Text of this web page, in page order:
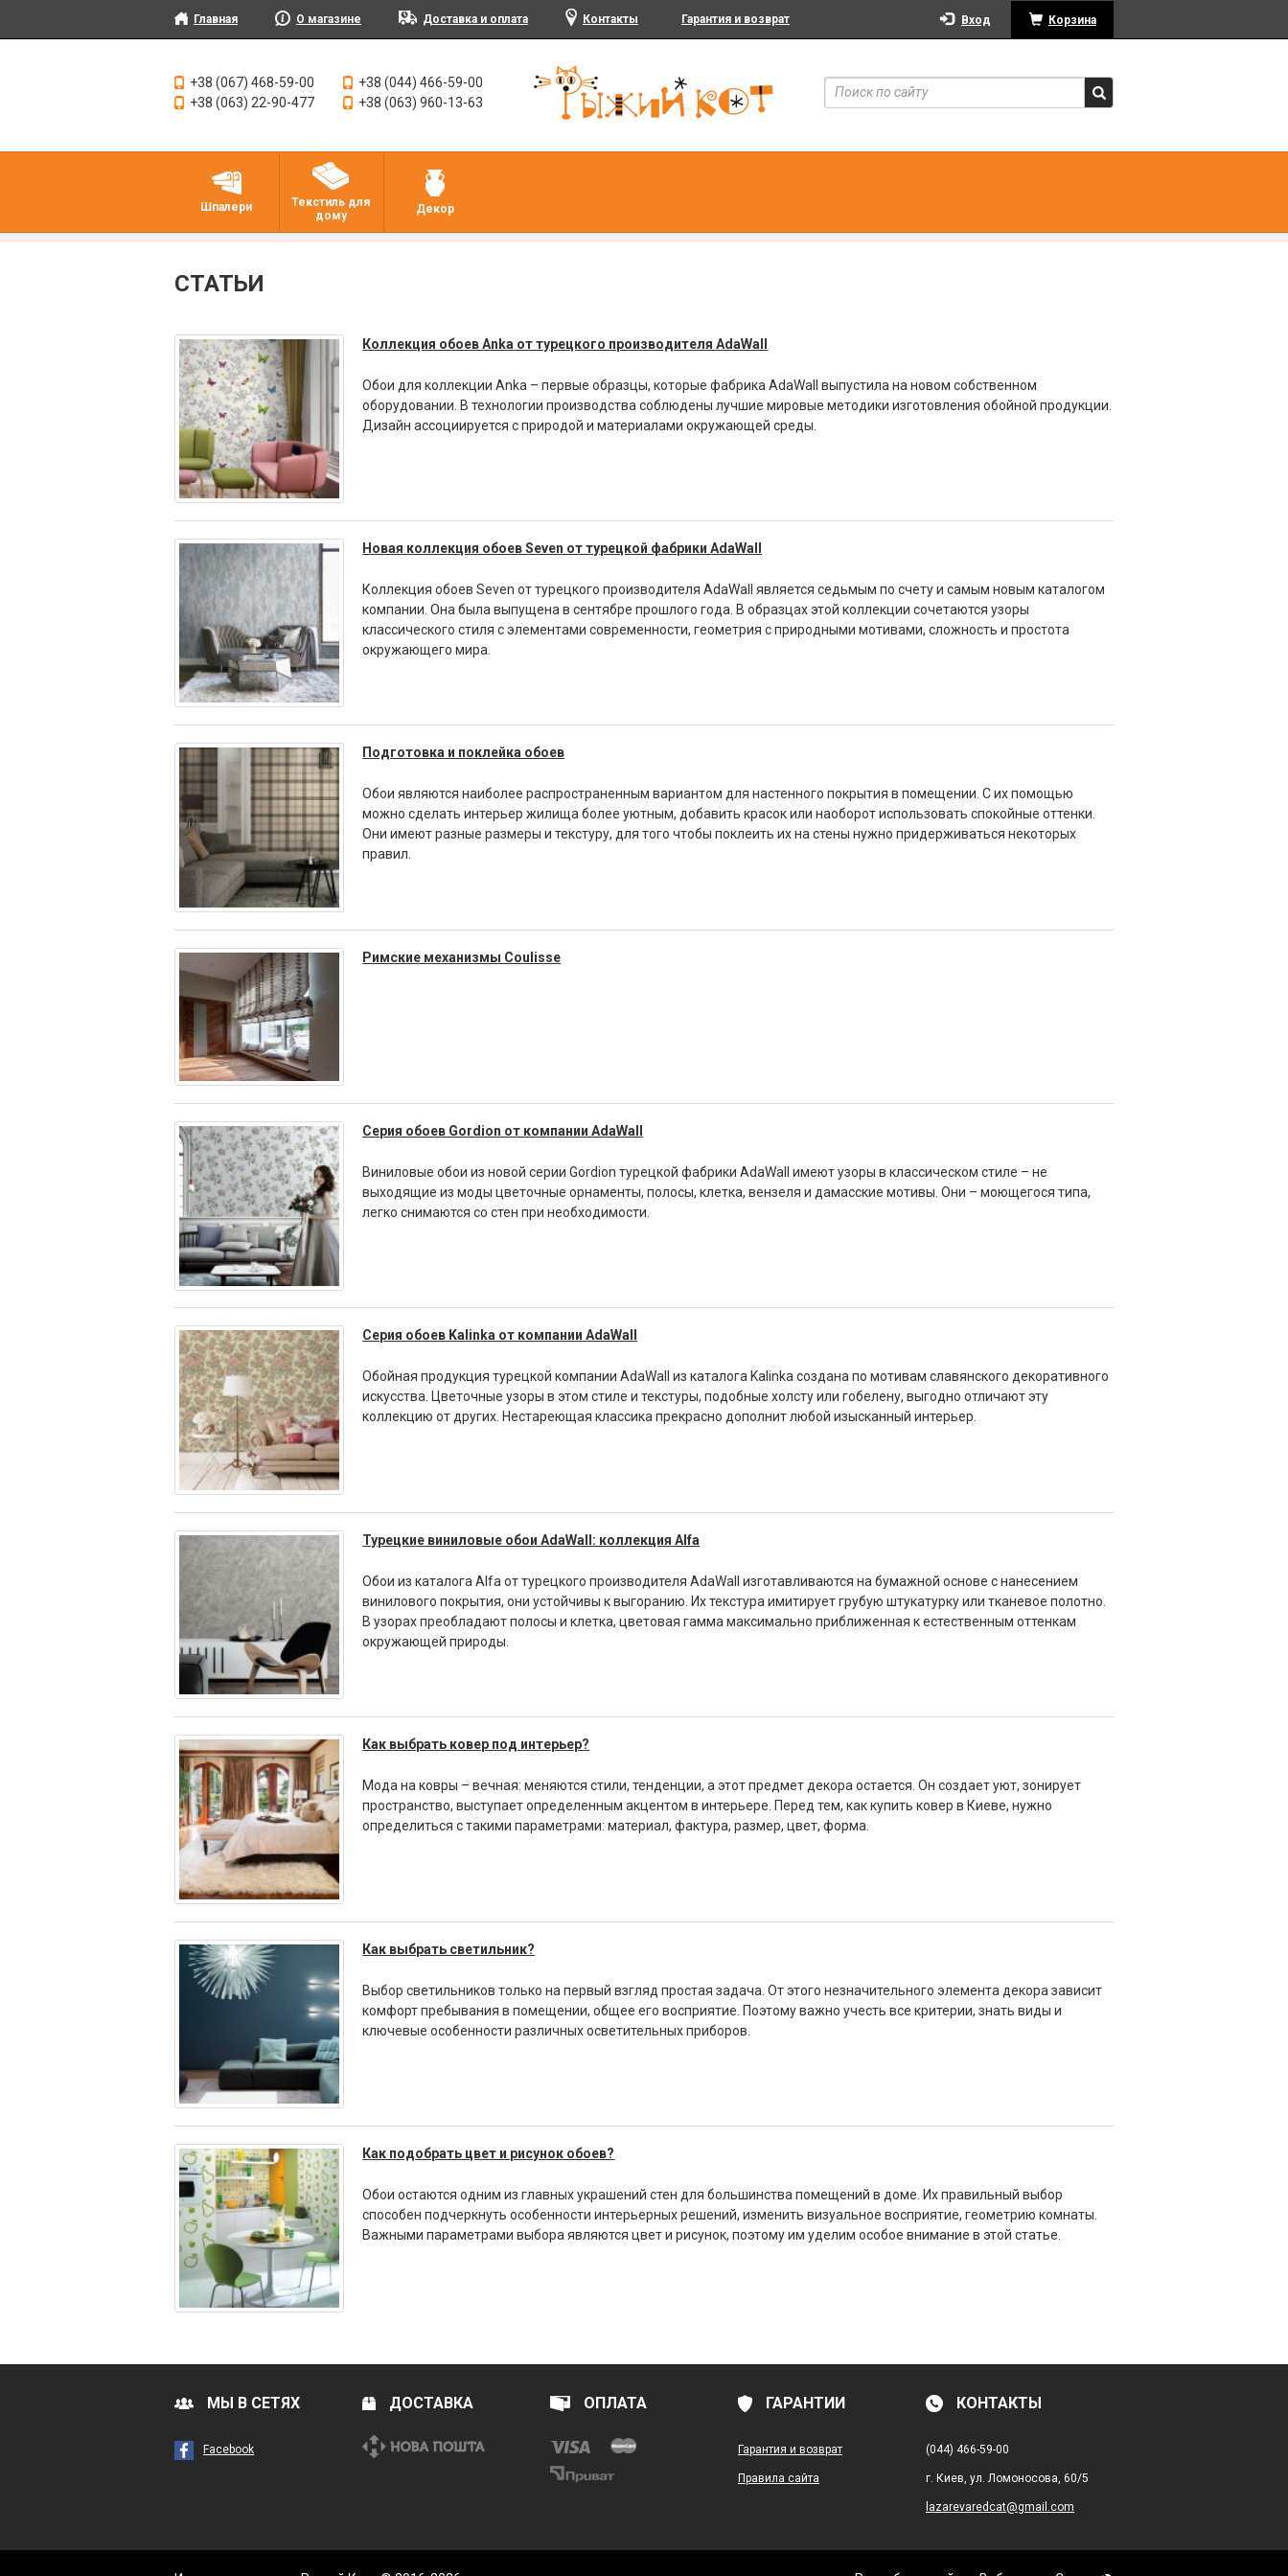
Главная О магазине Доставка и оплата Контакты Гарантия и возврат Вход Корзина
+38 (067) 468-59-00
+38 (044) 466-59-00
+38 (063) 22-90-477
+38 (063) 960-13-63
Шпалери
Текстиль для
дому
Декор
СТАТЬИ
Коллекция обоев Anka от турецкого производителя AdaWall
Обои для коллекции Anka – первые образцы, которые фабрика AdaWall выпустила на новом собственном
оборудовании. В технологии производства соблюдены лучшие мировые методики изготовления обойной продукции.
Дизайн ассоциируется с природой и материалами окружающей среды.
Новая коллекция обоев Seven от турецкой фабрики AdaWall
Коллекция обоев Seven от турецкого производителя AdaWall является седьмым по счету и самым новым каталогом
компании. Она была выпущена в сентябре прошлого года. В образцах этой коллекции сочетаются узоры
классического стиля с элементами современности, геометрия с природными мотивами, сложность и простота
окружающего мира.
Подготовка и поклейка обоев
Обои являются наиболее распространенным вариантом для настенного покрытия в помещении. С их помощью
можно сделать интерьер жилища более уютным, добавить красок или наоборот использовать спокойные оттенки.
Они имеют разные размеры и текстуру, для того чтобы поклеить их на стены нужно придерживаться некоторых
правил.
Римские механизмы Coulisse
Серия обоев Gordion от компании AdaWall
Виниловые обои из новой серии Gordion турецкой фабрики AdaWall имеют узоры в классическом стиле – не
выходящие из моды цветочные орнаменты, полосы, клетка, вензеля и дамасские мотивы. Они – моющегося типа,
легко снимаются со стен при необходимости.
Серия обоев Kalinka от компании AdaWall
Обойная продукция турецкой компании AdaWall из каталога Kalinka создана по мотивам славянского декоративного
искусства. Цветочные узоры в этом стиле и текстуры, подобные холсту или гобелену, выгодно отличают эту
коллекцию от других. Нестареющая классика прекрасно дополнит любой изысканный интерьер.
Турецкие виниловые обои AdaWall: коллекция Alfa
Обои из каталога Alfa от турецкого производителя AdaWall изготавливаются на бумажной основе с нанесением
винилового покрытия, они устойчивы к выгоранию. Их текстура имитирует грубую штукатурку или тканевое полотно.
В узорах преобладают полосы и клетка, цветовая гамма максимально приближенная к естественным оттенкам
окружающей природы.
Как выбрать ковер под интерьер?
Мода на ковры – вечная: меняются стили, тенденции, а этот предмет декора остается. Он создает уют, зонирует
пространство, выступает определенным акцентом в интерьере. Перед тем, как купить ковер в Киеве, нужно
определиться с такими параметрами: материал, фактура, размер, цвет, форма.
Как выбрать светильник?
Выбор светильников только на первый взгляд простая задача. От этого незначительного элемента декора зависит
комфорт пребывания в помещении, общее его восприятие. Поэтому важно учесть все критерии, знать виды и
ключевые особенности различных осветительных приборов.
Как подобрать цвет и рисунок обоев?
Обои остаются одним из главных украшений стен для большинства помещений в доме. Их правильный выбор
способен подчеркнуть особенности интерьерных решений, изменить визуальное восприятие, геометрию комнаты.
Важными параметрами выбора являются цвет и рисунок, поэтому им уделим особое внимание в этой статье.
МЫ В СЕТЯХ
Facebook
ДОСТАВКА ОПЛАТА ГАРАНТИИ
Гарантия и возврат
Правила сайта
КОНТАКТЫ
(044) 466-59-00
г. Киев, ул. Ломоносова, 60/5
lazarevaredcat@gmail.com